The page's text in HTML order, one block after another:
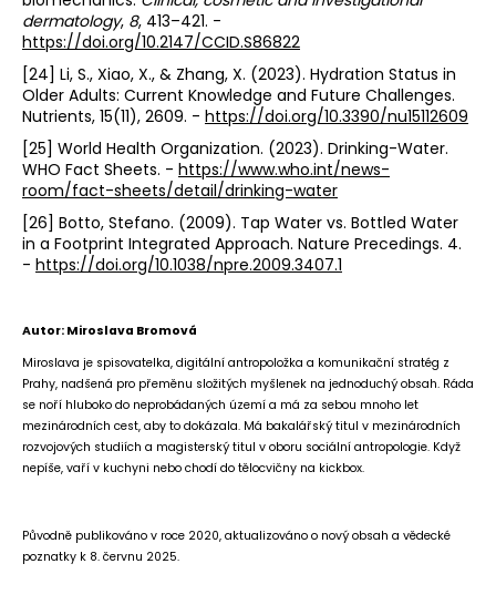
dermatology, 8, 413–421. -
https://doi.org/10.2147/CCID.S86822
[24] Li, S., Xiao, X., & Zhang, X. (2023). Hydration Status in
Older Adults: Current Knowledge and Future Challenges.
Nutrients, 15(11), 2609. - https://doi.org/10.3390/nu15112609
[25] World Health Organization. (2023). Drinking-Water.
WHO Fact Sheets. - https://www.who.int/news-
room/fact-sheets/detail/drinking-water
[26] Botto, Stefano. (2009). Tap Water vs. Bottled Water
in a Footprint Integrated Approach. Nature Precedings. 4.
- https://doi.org/10.1038/npre.2009.3407.1
Autor: Miroslava Bromová
Miroslava je spisovatelka, digitální antropoložka a komunikační stratég z
Prahy, nadšená pro přeměnu složitých myšlenek na jednoduchý obsah. Ráda
se noří hluboko do neprobádaných území a má za sebou mnoho let
mezinárodních cest, aby to dokázala. Má bakalářský titul v mezinárodních
rozvojových studiích a magisterský titul v oboru sociální antropologie. Když
nepíše, vaří v kuchyni nebo chodí do tělocvičny na kickbox.
Původně publikováno v roce 2020, aktualizováno o nový obsah a vědecké
poznatky k 8. červnu 2025.